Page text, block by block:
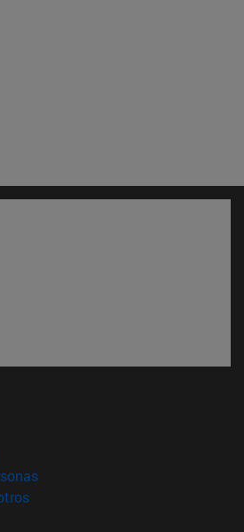
nueva ventana)
(abre en nueva ventana)
(abre en nueva ventana)